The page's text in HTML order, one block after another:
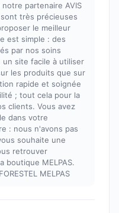
partenaire AVIS
sont très précieuses
le meilleur
est simple : des
par nos soins
site facile à utiliser
les produits que sur
rapide et soignée
; tout cela pour la
clients. Vous avez
dans votre
: nous n'avons pas
souhaite une
retrouver
boutique MELPAS.
MELPAS